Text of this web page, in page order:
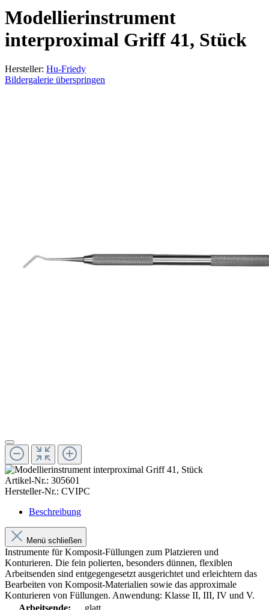
Modellierinstrument
interproximal Griff 41, Stück
Hersteller: Hu-Friedy
Bildergalerie überspringen
Artikel-Nr.: 305601
Hersteller-Nr.: CVIPC
Beschreibung
Menü schließen
Instrumente für Komposit-Füllungen zum Platzieren und
Konturieren. Die fein polierten, besonders dünnen, flexiblen
Arbeitsenden sind entgegengesetzt ausgerichtet und erleichtern das
Bearbeiten von Komposit-Materialien sowie das approximale
Konturieren von Füllungen. Anwendung: Klasse II, III, IV und V.